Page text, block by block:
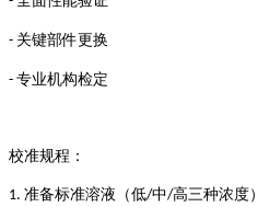
- 关键部件更换
- 专业机构检定
校准规程：
1. 准备标准溶液（低/中/高三种浓度）